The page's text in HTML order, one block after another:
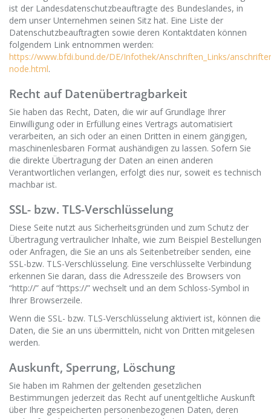
ist der Landesdatenschutzbeauftragte des Bundeslandes, in
dem unser Unternehmen seinen Sitz hat. Eine Liste der
Datenschutzbeauftragten sowie deren Kontaktdaten können
folgendem Link entnommen werden:
https://www.bfdi.bund.de/DE/Infothek/Anschriften_Links/
node.html.
Recht auf Datenübertragbarkeit
Sie haben das Recht, Daten, die wir auf Grundlage Ihrer
Einwilligung oder in Erfüllung eines Vertrags automatisiert
verarbeiten, an sich oder an einen Dritten in einem gängigen,
maschinenlesbaren Format aushändigen zu lassen. Sofern Sie
die direkte Übertragung der Daten an einen anderen
Verantwortlichen verlangen, erfolgt dies nur, soweit es technisch
machbar ist.
SSL- bzw. TLS-Verschlüsselung
Diese Seite nutzt aus Sicherheitsgründen und zum Schutz der
Übertragung vertraulicher Inhalte, wie zum Beispiel Bestellungen
oder Anfragen, die Sie an uns als Seitenbetreiber senden, eine
SSL-bzw. TLS-Verschlüsselung. Eine verschlüsselte Verbindung
erkennen Sie daran, dass die Adresszeile des Browsers von
“http://” auf “https://” wechselt und an dem Schloss-Symbol in
Ihrer Browserzeile.
Wenn die SSL- bzw. TLS-Verschlüsselung aktiviert ist, können die
Daten, die Sie an uns übermitteln, nicht von Dritten mitgelesen
werden.
Auskunft, Sperrung, Löschung
Sie haben im Rahmen der geltenden gesetzlichen
Bestimmungen jederzeit das Recht auf unentgeltliche Auskunft
über Ihre gespeicherten personenbezogenen Daten, deren